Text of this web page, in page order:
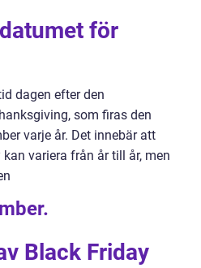
för
dagen efter den
som firas den
varje år. Det innebär att
variera från år till år, men
Black Friday